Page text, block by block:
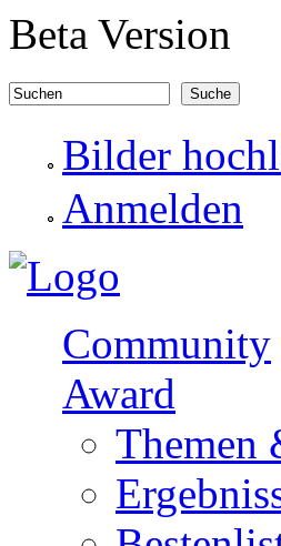
Direkt zum Inhalt
Beta Version
Suchformular
Bilder
Anmelden
Community
Award
Themen